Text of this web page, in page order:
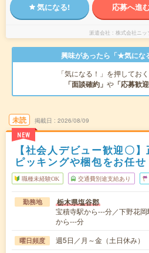
気になる! 応募へ進
派遣会社 株式会社ニッ
興味があったら「★気にな
「気になる！」を押してお
「面談確約」 や 「応募歓迎
未読
NEW
掲載日 2026/08/09
【社会人デビュー歓迎〇
ピッキングや梱包をお任せ
職種未経験OK 交通費別途支給あり
勤務地 栃木県塩谷郡
宝積寺駅から---分／下野花
から---分
曜日頻度 週5日／月～金（土日休み）